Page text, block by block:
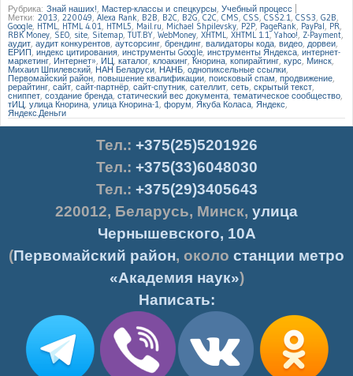
Рубрика: Знай наших! Мастер-классы и спецкурсы Учебный процесс
Метки: 2013 220049 Alexa Rank B2B B2C B2G,C2C, CMS CSS CSS2.1 CSS3 G2B
Google HTML , HTML 4.01 HTML5 Mail.ru Michael Shpilevsky , P2P ,PageRank PayPal PR
RBK Money SEO site Sitemap TUT.BY WebMoney XHTML XHTML 1.1,Yahoo! Z-Payment
аудит аудит конкурентов аутсорсинг брендинг валидаторы кода видео дорвеи
ЕРИП индекс цитирования ,инструменты Google инструменты Яндекса интернет-
маркетинг, Интернет» ИЦ ,каталог клоакинг ,Кнорина, копирайтинг, курс Минск
Михаил Шпилевский НАН Беларуси НАНБ однопиксельные ссылки,
Первомайский район повышение квалификации поисковый спам продвижение
рерайтинг сайт сайт-партнёр сайт-спутник сателлит сеть скрытый текст
сниппет создание бренда статический вес документа тематическое сообщество
тИЦ улица Кнорина, улица Кнорина-1 форум Якуба Коласа Яндекс
Яндекс.Деньги
Тел.: +375(25)5201926
Тел.: +375(33)6048030
Тел.: +375(29)3405643
220012, Беларусь, Минск, улица
Чернышевского, 10А
(Первомайский район, около станции метро
«Академия наук»)
Написать: